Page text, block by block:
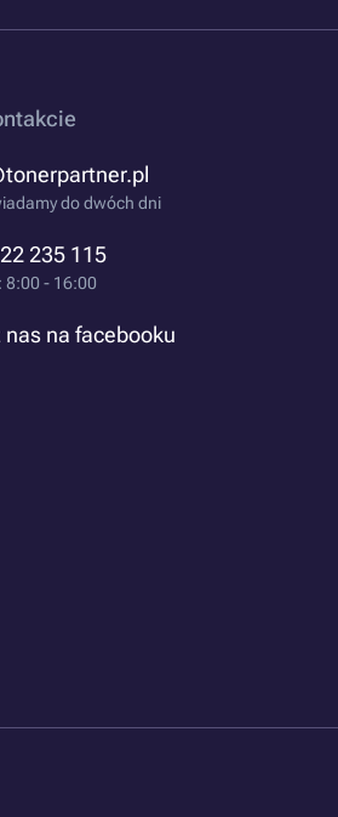
do dwóch dni
235 115
8:00 - 16:00
nas na facebooku